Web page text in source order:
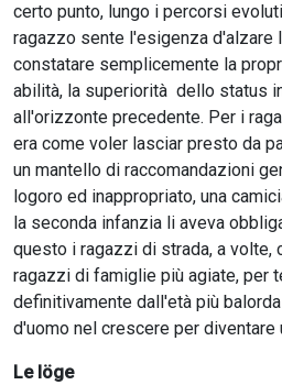
certo punto, lungo i percorsi
ragazzo sente l'esigenza d'alzare
constatare semplicemente la
abilità, la superiorità dello status
all'orizzonte precedente. Per i
era come voler lasciar presto da
un mantello di raccomandazioni
logoro ed inappropriato, una
la seconda infanzia li aveva
questo i ragazzi di strada, a volte,
ragazzi di famiglie più agiate, per
definitivamente dall'età più
d'uomo nel crescere per diventare
Le löge